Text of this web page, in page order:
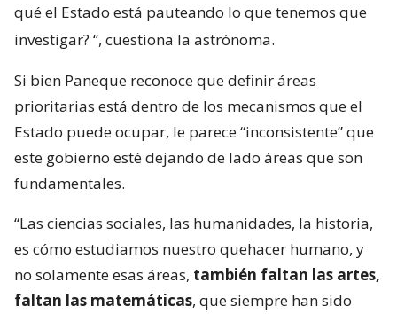
qué el Estado está pauteando lo que tenemos que
investigar? “, cuestiona la astrónoma.
Si bien Paneque reconoce que definir áreas
prioritarias está dentro de los mecanismos que el
Estado puede ocupar, le parece “inconsistente” que
este gobierno esté dejando de lado áreas que son
fundamentales.
“Las ciencias sociales, las humanidades, la historia,
es cómo estudiamos nuestro quehacer humano, y
no solamente esas áreas, también faltan las artes,
faltan las matemáticas, que siempre han sido